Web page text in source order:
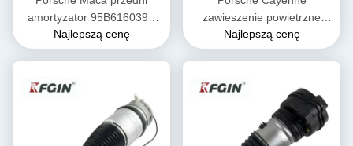
amortyzator 95B616039D
dla płynnej pracy
Najlepszą cenę
zawieszenie powietrzne
amortyzator 7P6616019K
przednia wysoka precyzja
Najlepszą cenę